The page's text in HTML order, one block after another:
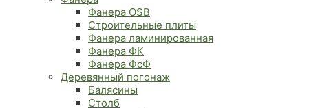
Фанера OSB
Строительные плиты
Фанера ламинированная
Фанера ФК
Фанера ФсФ
Деревянный погонаж
Балясины
Столб